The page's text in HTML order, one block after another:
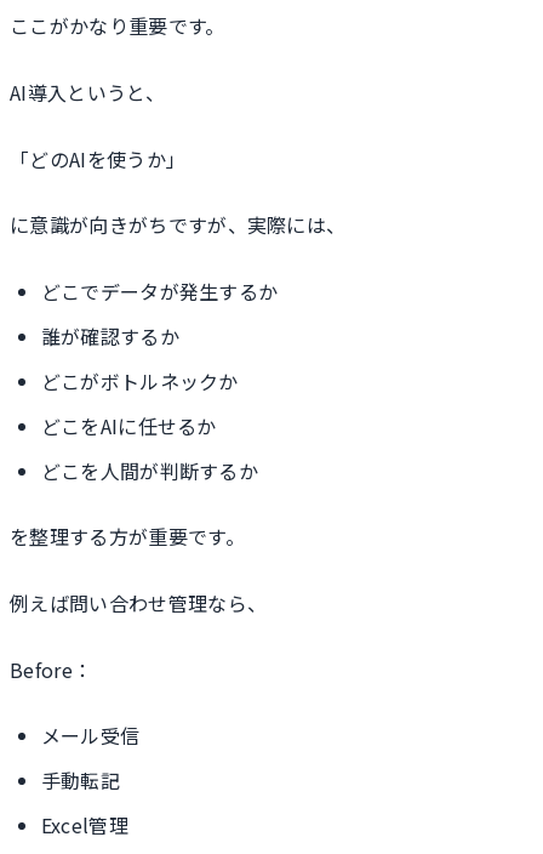
ここがかなり重要です。
AI導入というと、
「どのAIを使うか」
に意識が向きがちですが、実際には、
どこでデータが発生するか
誰が確認するか
どこがボトルネックか
どこをAIに任せるか
どこを人間が判断するか
を整理する方が重要です。
例えば問い合わせ管理なら、
Before：
メール受信
手動転記
Excel管理